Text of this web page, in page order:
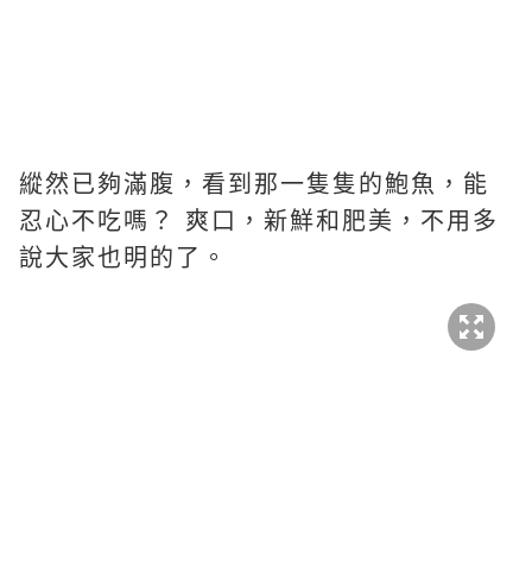
縱然已夠滿腹，看到那一隻隻的鮑魚，能
忍心不吃嗎？ 爽口，新鮮和肥美，不用多
說大家也明的了。